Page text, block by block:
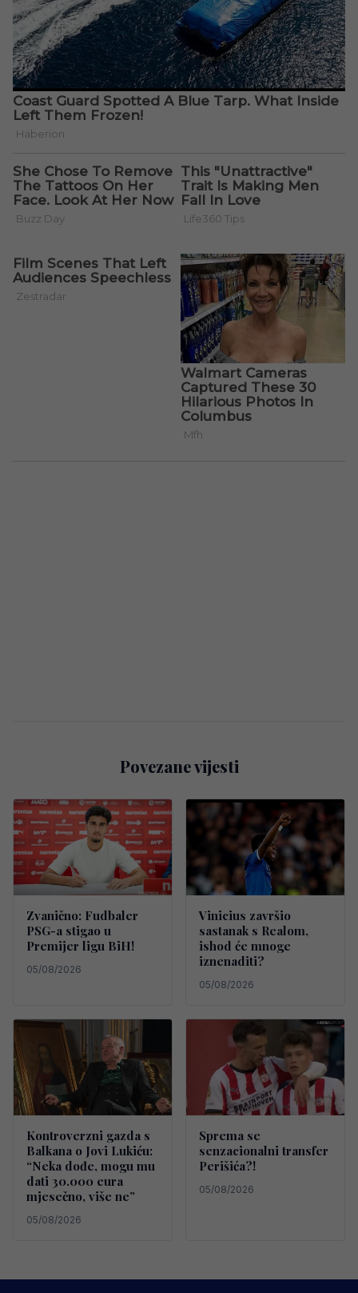
Povezane vijesti
Zvanično: Fudbaler
PSG-a stigao u
Premijer ligu BiH!
05/08/2026
Vinicius završio
sastanak s Realom,
ishod će mnoge
iznenaditi?
05/08/2026
Kontroverzni gazda s
Balkana o Jovi Lukiću:
“Neka dođe, mogu mu
dati 30.000 eura
mjesečno, više ne”
05/08/2026
Sprema se
senzacionalni transfer
Perišića?!
05/08/2026